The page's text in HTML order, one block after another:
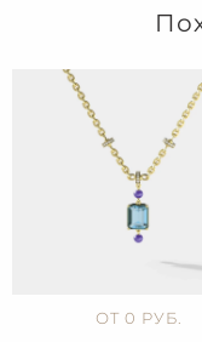
ОТ 0 РУБ.